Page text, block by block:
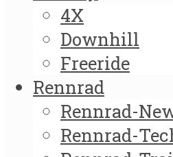
4X
Downhill
Freeride
Rennrad
Rennrad-
Rennrad-